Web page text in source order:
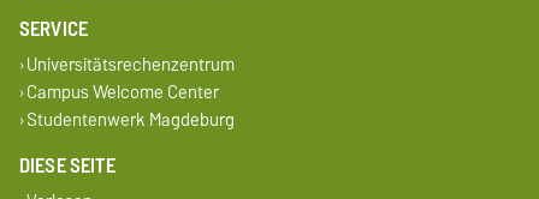
SERVICE
Universitätsrechenzentrum
Campus Welcome Center
Studentenwerk Magdeburg
DIESE SEITE